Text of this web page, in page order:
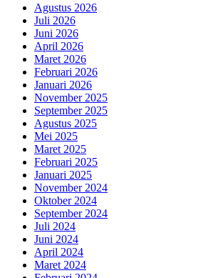
Agustus 2026
Juli 2026
Juni 2026
April 2026
Maret 2026
Februari 2026
Januari 2026
November 2025
September 2025
Agustus 2025
Mei 2025
Maret 2025
Februari 2025
Januari 2025
November 2024
Oktober 2024
September 2024
Juli 2024
Juni 2024
April 2024
Maret 2024